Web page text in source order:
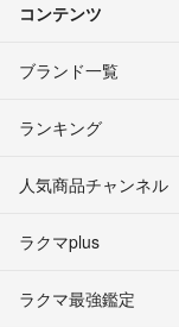
コンテンツ
ブランド一覧
ランキング
人気商品チャンネル
ラクマplus
ラクマ最強鑑定